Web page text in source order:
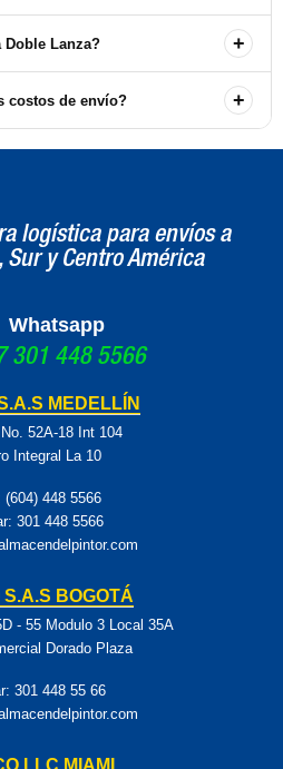
una amplia variedad de
incluyendo bombas y
Doble Lanza? +
es AL344.
costos de envío? +
desde la ciudad de origen pueden
logística para envíos a
Sur y Centro América
Whatsapp
301 448 5566
MEDELLÍN
52A-18 Int 104
Integral La 10
(604) 448 5566
301 448 5566
S.A.S BOGOTÁ
- 55 Modulo 3 Local 35A
Dorado Plaza
301 448 55 66